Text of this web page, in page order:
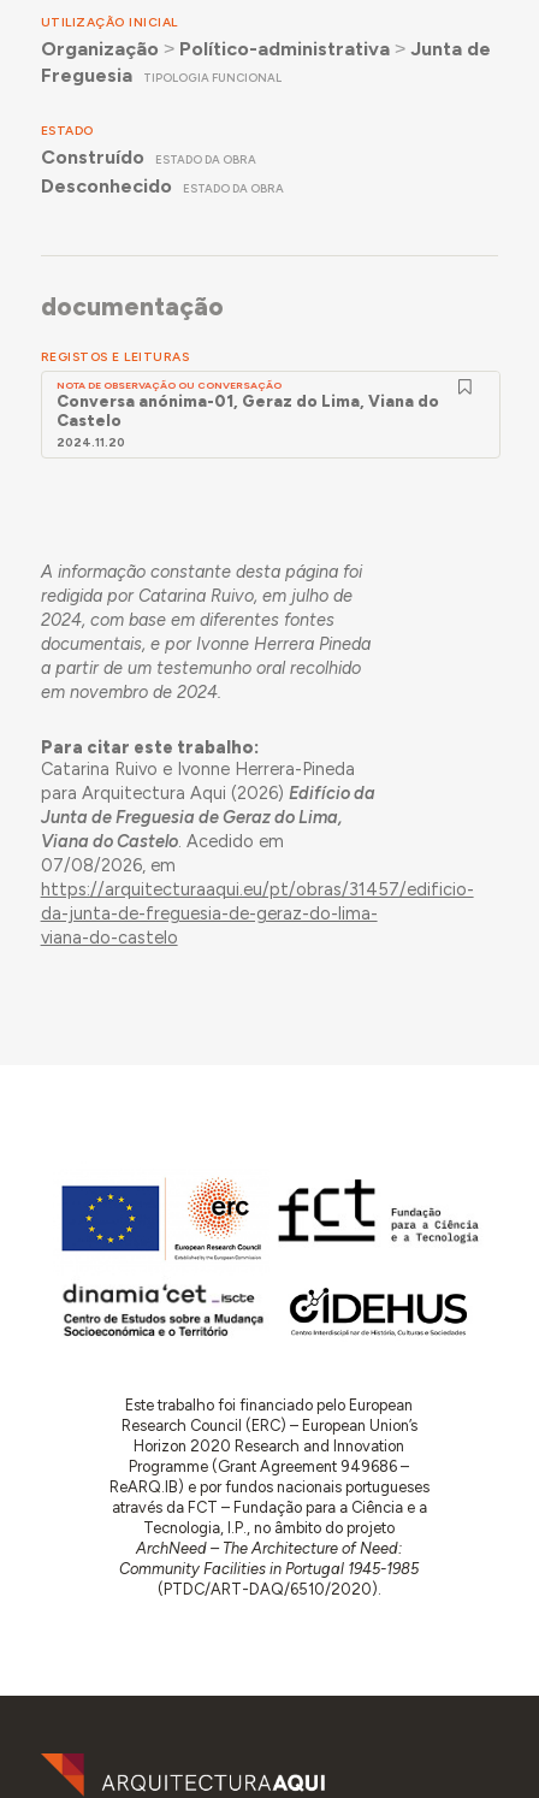
UTILIZAÇÃO INICIAL
Organização ˃ Político-administrativa˃ Junta de
Freguesia
TIPOLOGIA FUNCIONAL
ESTADO
Construído ESTADO DA OBRA
Desconhecido ESTADO DA OBRA
documentação
REGISTOS E LEITURAS
NOTA DE OBSERVAÇÃO OU CONVERSAÇÃO
Conversa anónima-01, Geraz do Lima, Viana do
Castelo
2024.11.20
A informação constante desta página foi
redigida por Catarina Ruivo, em julho de
2024, com base em diferentes fontes
documentais, e por Ivonne Herrera Pineda
a partir de um testemunho oral recolhido
em novembro de 2024.
Para citar este trabalho:
Catarina Ruivo e Ivonne Herrera-Pineda
para Arquitectura Aqui (2026) Edifício da
Junta de Freguesia de Geraz do Lima,
Viana do Castelo. Acedido em
07/08/2026, em
https://arquitecturaaqui.eu/pt/obras/31457/edificio-
da-junta-de-freguesia-de-geraz-do-lima-
viana-do-castelo
Este trabalho foi financiado pelo European
Research Council (ERC) – European Union’s
Horizon 2020 Research and Innovation
Programme (Grant Agreement 949686 –
ReARQ.IB) e por fundos nacionais portugueses
através da FCT – Fundação para a Ciência e a
Tecnologia, I.P., no âmbito do projeto
ArchNeed – The Architecture of Need:
Community Facilities in Portugal 1945-1985
(PTDC/ART-DAQ/6510/2020).